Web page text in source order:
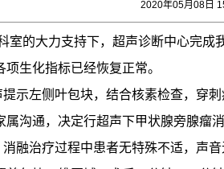
2020年05月08日
室的大力支持下，超声诊断中心完成
生化指标已经恢复正常。
示左侧叶包块，结合核素检查，穿
沟通，决定行超声下甲状腺旁腺瘤消
融治疗过程中患者无特殊不适，声